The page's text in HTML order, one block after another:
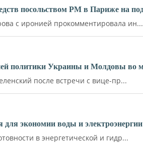
посольством РМ в Париже на
с иронией прокомментировала ин...
политики Украины и Молдовы во
после встречи с вице-пр...
экономии воды и электроэнергии
в энергетической и гидр...